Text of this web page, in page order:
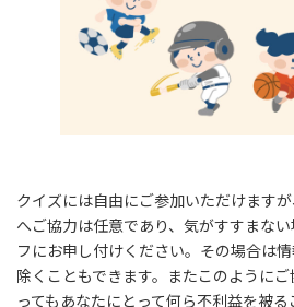
クイズには自由にご参加いただけます
へご協力は任意であり、気がすすまな
フにお申し付けください。その場合は
除くこともできます。またこのように
ってもあなたにとって何ら不利益を被る